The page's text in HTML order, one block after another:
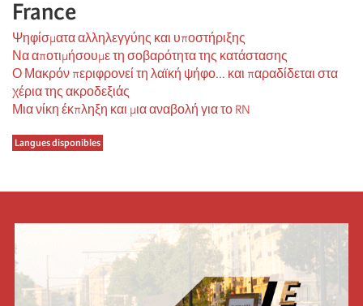
France
Ψηφίσματα αλληλεγγύης και υποστήριξης
Να αποτιμήσουμε τη σοβαρότητα της κατάστασης
Ο Μακρόν περιφρονεί τη λαϊκή ψήφο... και παραδίδεται στα
χέρια της ακροδεξιάς
Μια νίκη έκπληξη και μια αναβολή για το RN
Langues disponibles